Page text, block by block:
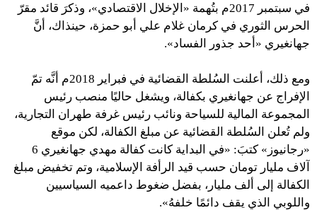
في سبتمبر 2017م بتُهمة «الإخلال الاقتصادي»، وذكرَ قائد مقرّ
الحرس الثوري في كرمان غلام علي أبو حمزة، حينذاك، أنَّ
جهانغيري «أحد جذور الفساد».
ومع ذلك، أعلنت السُلطة القضائية في فبراير 2018م أنَّه تمّ
الإفراج عن جهانغيري بكفالة، ويشغل حاليًا منصب رئيس
المجموعة المالية للسياحة ونائب رئيس غرفة طهران التجارية،
ولم تُعلن السُلطة القضائية عن مبلغ الكفالة، لكن موقع
«رجانيوز» كتبَ: «في البداية كانت كفالة مهدي جهانغيري 6
آلاف مليار تومان حسب قيد الرأفة الإسلامية، وتم تخفيض مبلغ
الكفالة إلى ألف مليار، بفضل ضغوط داعميه السياسيين
واللوبي الذي يقف دائمًا خلفهُ».